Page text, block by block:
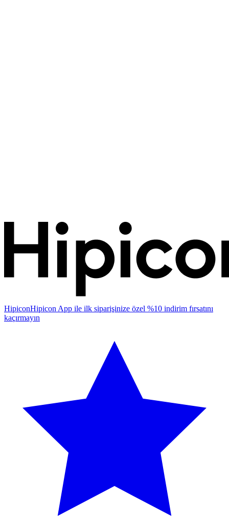
HipiconHipicon App ile ilk siparişinize özel %10 indirim fırsatını
kaçırmayın